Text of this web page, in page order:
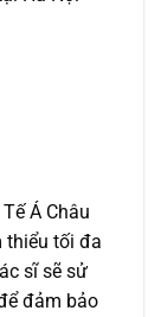
Á Châu
thiểu tối đa
sĩ sẽ sử
đảm bảo